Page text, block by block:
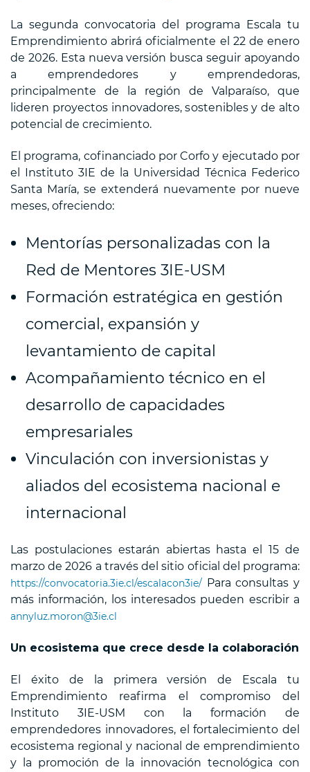
La segunda convocatoria del programa Escala tu
Emprendimiento abrirá oficialmente el 22 de enero
de 2026. Esta nueva versión busca seguir apoyando
a emprendedores y emprendedoras,
principalmente de la región de Valparaíso, que
lideren proyectos innovadores, sostenibles y de alto
potencial de crecimiento.
El programa, cofinanciado por Corfo y ejecutado por
el Instituto 3IE de la Universidad Técnica Federico
Santa María, se extenderá nuevamente por nueve
meses, ofreciendo:
Mentorías personalizadas con la
Red de Mentores 3IE-USM
Formación estratégica en gestión
comercial, expansión y
levantamiento de capital
Acompañamiento técnico en el
desarrollo de capacidades
empresariales
Vinculación con inversionistas y
aliados del ecosistema nacional e
internacional
Las postulaciones estarán abiertas hasta el 15 de
marzo de 2026 a través del sitio oficial del programa:
https://convocatoria.3ie.cl/escalacon3ie/ Para consultas y
más información, los interesados pueden escribir a
annyluz.moron@3ie.cl
Un ecosistema que crece desde la colaboración
El éxito de la primera versión de Escala tu
Emprendimiento reafirma el compromiso del
Instituto 3IE-USM con la formación de
emprendedores innovadores, el fortalecimiento del
ecosistema regional y nacional de emprendimiento
y la promoción de la innovación tecnológica con